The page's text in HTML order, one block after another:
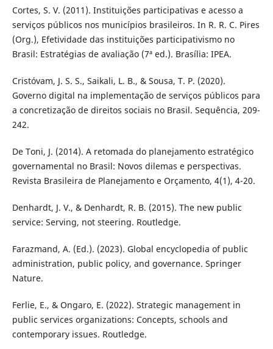
Cortes, S. V. (2011). Instituições participativas e acesso a
serviços públicos nos municípios brasileiros. In R. R. C. Pires
(Org.), Efetividade das instituições participativismo no
Brasil: Estratégias de avaliação (7ª ed.). Brasília: IPEA.
Cristóvam, J. S. S., Saikali, L. B., & Sousa, T. P. (2020).
Governo digital na implementação de serviços públicos para
a concretização de direitos sociais no Brasil. Sequência, 209-
242.
De Toni, J. (2014). A retomada do planejamento estratégico
governamental no Brasil: Novos dilemas e perspectivas.
Revista Brasileira de Planejamento e Orçamento, 4(1), 4-20.
Denhardt, J. V., & Denhardt, R. B. (2015). The new public
service: Serving, not steering. Routledge.
Farazmand, A. (Ed.). (2023). Global encyclopedia of public
administration, public policy, and governance. Springer
Nature.
Ferlie, E., & Ongaro, E. (2022). Strategic management in
public services organizations: Concepts, schools and
contemporary issues. Routledge.